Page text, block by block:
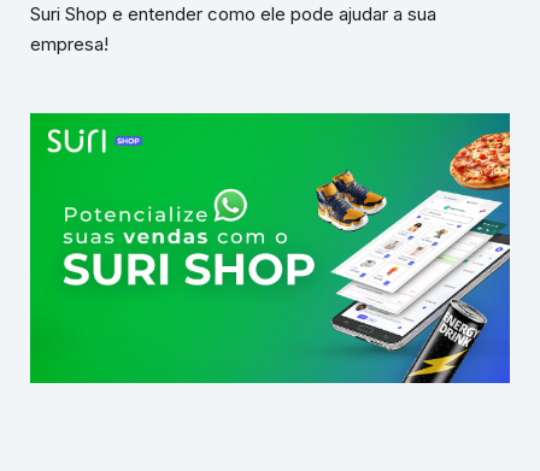
Suri Shop e entender como ele pode ajudar a sua
empresa!